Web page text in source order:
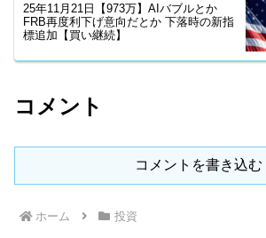
25年11月21日【973万】AIバブルとか
FRB再度利下げ意向だとか 下落時の新指
標追加【買い継続】
コメント
コメントを書き込む
ホーム 投資